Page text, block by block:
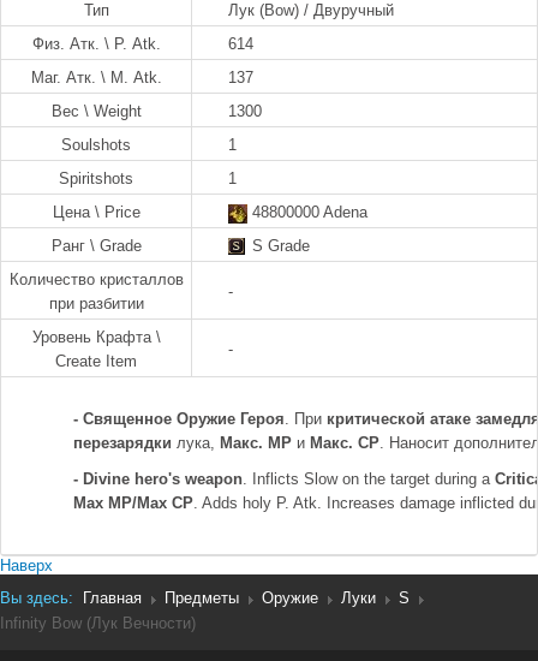
Тип
Лук (Bow) / Двуручный
Физ. Атк. \ P. Atk.
614
Маг. Атк. \ M. Atk.
137
Вес \ Weight
1300
Soulshots
1
Spiritshots
1
Цена \ Price
48800000 Adena
Ранг \ Grade
S Grade
Количество кристаллов
при разбитии
-
Уровень Крафта \
Create Item
-
- Священное Оружие Героя. При критической атаке
перезарядки лука, Макс. MP и Макс. CP. Наносит
- Divine hero's weapon. Inflicts Slow on the target during a
Max MP/Max CP. Adds holy P. Atk. Increases damage inflicted
Наверх
Вы здесь:
Главная Предметы Оружие Луки
S
Infinity Bow (Лук Вечности)